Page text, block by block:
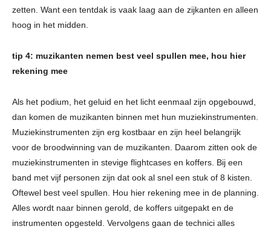
zetten. Want een tentdak is vaak laag aan de zijkanten en alleen
hoog in het midden.
tip 4: muzikanten nemen best veel spullen mee, hou hier
rekening mee
Als het podium, het geluid en het licht eenmaal zijn opgebouwd,
dan komen de muzikanten binnen met hun muziekinstrumenten.
Muziekinstrumenten zijn erg kostbaar en zijn heel belangrijk
voor de broodwinning van de muzikanten. Daarom zitten ook de
muziekinstrumenten in stevige flightcases en koffers. Bij een
band met vijf personen zijn dat ook al snel een stuk of 8 kisten.
Oftewel best veel spullen. Hou hier rekening mee in de planning.
Alles wordt naar binnen gerold, de koffers uitgepakt en de
instrumenten opgesteld. Vervolgens gaan de technici alles